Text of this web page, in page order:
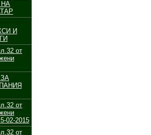
НА
И
от
от
02-2015
от